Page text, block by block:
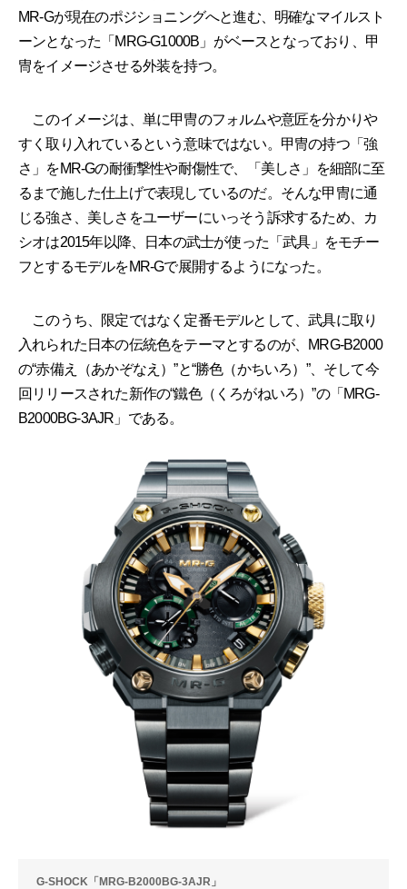
MR-Gが現在のポジショニングへと進む、明確なマイルスト
ーンとなった「MRG-G1000B」がベースとなっており、甲
冑をイメージさせる外装を持つ。
このイメージは、単に甲冑のフォルムや意匠を分かりや
すく取り入れているという意味ではない。甲冑の持つ「強
さ」をMR-Gの耐衝撃性や耐傷性で、「美しさ」を細部に至
るまで施した仕上げで表現しているのだ。そんな甲冑に通
じる強さ、美しさをユーザーにいっそう訴求するため、カ
シオは2015年以降、日本の武士が使った「武具」をモチー
フとするモデルをMR-Gで展開するようになった。
このうち、限定ではなく定番モデルとして、武具に取り
入れられた日本の伝統色をテーマとするのが、MRG-B2000
の“赤備え（あかぞなえ）”と“勝色（かちいろ）”、そして今
回リリースされた新作の“鐵色（くろがねいろ）”の「MRG-
B2000BG-3AJR」である。
G-SHOCK「MRG-B2000BG-3AJR」